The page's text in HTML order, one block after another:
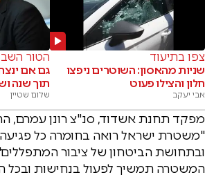
צפו בתיעוד
שניות מהאסון: השוטרים ניפצו
חלון והצילו פעוט
אבי יעקב
הטור
גם אם
תוך שנה
שלום שטיין
מפקד תחנת אשדוד, סנ"צ רונן עמרם,
"משטרת ישראל רואה בחומרה כל
ובתחושת הביטחון של ציבור
המשטרה תמשיך לפעול בנחישות ובכל